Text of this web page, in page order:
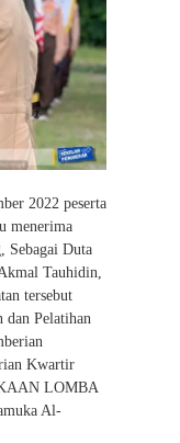
2022 peserta
menerima
Sebagai Duta
Tauhidin,
tersebut
Pelatihan
Kwartir
LOMBA
Al-